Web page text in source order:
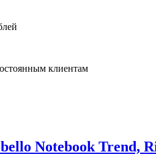
клиентам
Notebook Trend,